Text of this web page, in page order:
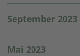
September 2023
Mai 2023